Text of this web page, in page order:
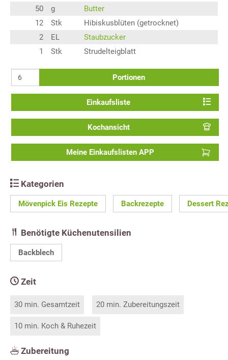
50
g
Butter
12
Stk
Hibiskusblüten (getrocknet)
2
EL
Staubzucker
1
Stk Strudelteigblatt
Portionen
Einkaufsliste
Kochansicht
Meine Einkaufslisten APP
Kategorien
Mövenpick Eis Rezepte Backrezepte Dessert
Benötigte Küchenutensilien
Backblech
Zeit
30 min. Gesamtzeit 20 min. Zubereitungszeit
10 min. Koch & Ruhezeit
Zubereitung